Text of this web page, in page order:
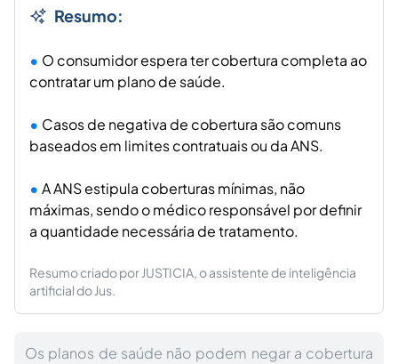
Resumo:
O consumidor espera ter cobertura completa ao
contratar um plano de saúde.
Casos de negativa de cobertura são comuns
baseados em limites contratuais ou da ANS.
A ANS estipula coberturas mínimas, não
máximas, sendo o médico responsável por definir
a quantidade necessária de tratamento.
Resumo criado por JUSTICIA, o assistente de inteligência
artificial do Jus.
Os planos de saúde não podem negar a cobertura